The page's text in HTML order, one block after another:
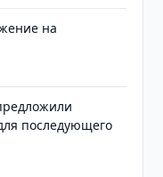
на
последующего